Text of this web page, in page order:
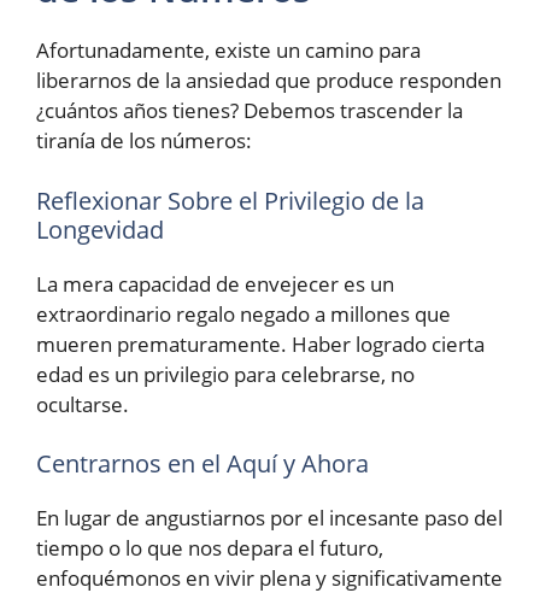
Afortunadamente, existe un camino para
liberarnos de la ansiedad que produce responden
¿cuántos años tienes? Debemos trascender la
tiranía de los números:
Reflexionar Sobre el Privilegio de la
Longevidad
La mera capacidad de envejecer es un
extraordinario regalo negado a millones que
mueren prematuramente. Haber logrado cierta
edad es un privilegio para celebrarse, no
ocultarse.
Centrarnos en el Aquí y Ahora
En lugar de angustiarnos por el incesante paso del
tiempo o lo que nos depara el futuro,
enfoquémonos en vivir plena y significativamente